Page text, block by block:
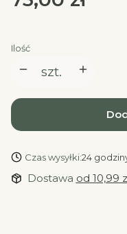
Ilość
szt.
Czas wysyłki:24
Dostawa od 10,99